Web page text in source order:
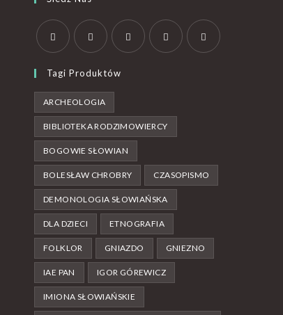
Tagi Produktów
ARCHEOLOGIA
BIBLIOTEKA RODZIMOWIERCY
BOGOWIE SŁOWIAN
BOLESŁAW CHROBRY CZASOPISMO
DEMONOLOGIA SŁOWIAŃSKA
DLA DZIECI ETNOGRAFIA
FOLKLOR GNIAZDO GNIEZNO
IAE PAN IGOR GÓREWICZ
IMIONA SŁOWIAŃSKIE